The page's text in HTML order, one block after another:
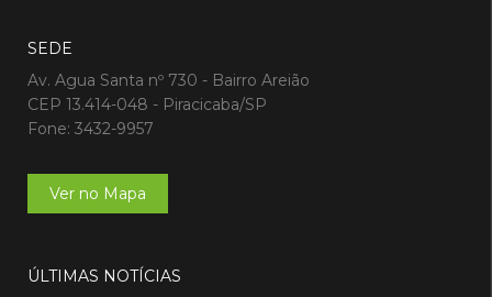
SEDE
Av. Agua Santa nº 730 - Bairro Areião
CEP 13.414-048 - Piracicaba/SP
Fone: 3432-9957
Ver no Mapa
ÚLTIMAS NOTÍCIAS